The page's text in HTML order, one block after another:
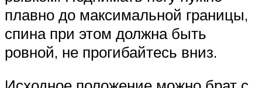
плавно до максимальной границы,
спина при этом должна быть
ровной, не прогибайтесь вниз.